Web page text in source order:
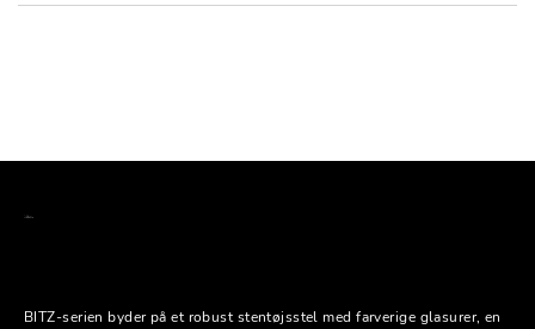
BITZ-serien byder på et robust stentøjsstel med farverige glasurer, en